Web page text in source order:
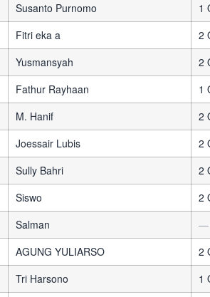
Susanto Purnomo 1
Fitri eka a 2
Yusmansyah 2
Fathur Rayhaan 1
M. Hanif 2
Joessair Lubis 2
Sully Bahri 2
Siswo 2
Salman —
AGUNG YULIARSO 2
Tri Harsono 1